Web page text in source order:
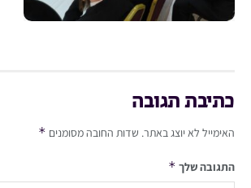
כתיבת תגובה
האימייל לא יוצג באתר. שדות החובה מסומנים *
התגובה שלך *